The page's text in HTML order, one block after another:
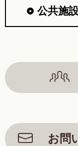
公共施
お問